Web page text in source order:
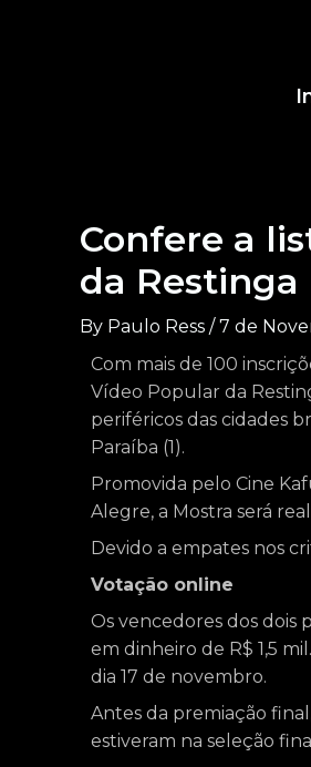
Confere a
da Restinga
By Paulo Ress /7 de
Com mais de 100
Vídeo Popular da
periféricos das cidades
Paraíba (1).
Promovida pelo Cine
Alegre, a Mostra será
Devido a empates nos
Votação online
Os vencedores dos dois
em dinheiro de R$ 1,5
dia 17 de novembro.
Antes da premiação
estiveram na seleção